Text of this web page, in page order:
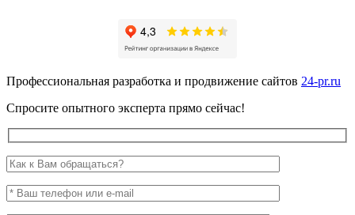
Профессиональная разработка и продвижение сайтов 24-pr.ru
Спросите опытного эксперта прямо сейчас!